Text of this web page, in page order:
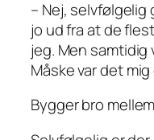
– Nej, selvfølgelig
jo ud fra at de
jeg. Men samtidig
Måske var det
Bygger bro